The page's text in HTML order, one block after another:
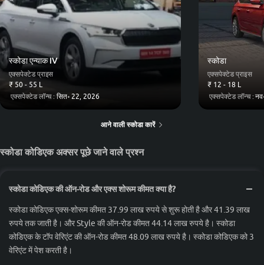
स्कोडा एन्याक iV
एक्सपेक्टेड प्राइस
₹ 50 - 55 L
एक्सपेक्टेड लॉन्च :सित॰ 22, 2026
स्कोडा
एक्सपेक्टेड प्राइस
₹ 12 - 18 L
एक्सपेक्टेड लॉन्च :
आने वाली स्कोडा कारें
स्कोडा कोडिएक अक्सर पूछे जाने वाले प्रश्न
स्कोडा कोडिएक की ऑन-रोड और एक्स शोरूम कीमत क्या है?
स्कोडा कोडिएक एक्स-शोरूम कीमत 37.99 लाख रुपये से शुरू होती है और 41.39 लाख
रुपये तक जाती है। और Style की ऑन-रोड कीमत 44.14 लाख रुपये है। स्कोडा
कोडिएक के टॉप वेरिएंट की ऑन-रोड कीमत 48.09 लाख रुपये है। स्कोडा कोडिएक को 3
वेरिएंट में पेश करती है।